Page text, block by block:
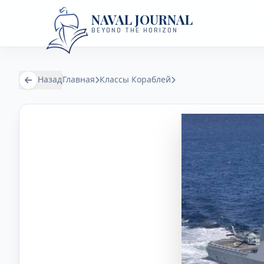
NAVAL JOURNAL
BEYOND THE HORIZON
НазадГлавная Классы Кораблей
ФРЕГАТ КЛАССА КИМОН